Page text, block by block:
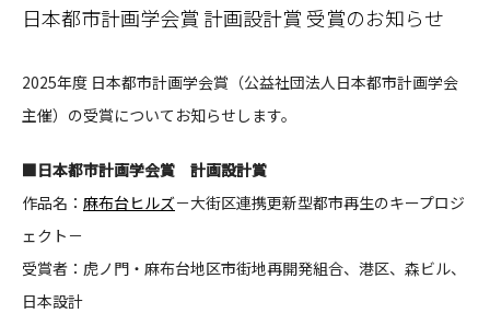
CORPORATE
RECRUIT
日本都市計画学会賞 計画設計賞 受賞のお知らせ
2025年度 日本都市計画学会賞（公益社団法人日本都市計画学会
主催）の受賞についてお知らせします。
■日本都市計画学会賞 計画設計賞
作品名： 麻布台ヒルズ－大街区連携更新型都市再生のキープロジ
ェクト－
受賞者： 虎ノ門・麻布台地区市街地再開発組合、港区、森ビル、
日本設計